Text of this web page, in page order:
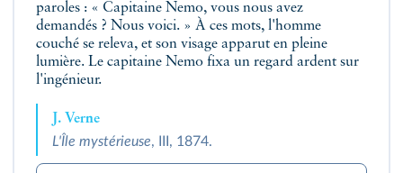
paroles : « Capitaine Nemo, vous nous avez
demandés ? Nous voici. » À ces mots, l'homme
couché se releva, et son visage apparut en pleine
lumière. Le capitaine Nemo fixa un regard ardent sur
l'ingénieur.
J. Verne
L'Île mystérieuse, III, 1874.